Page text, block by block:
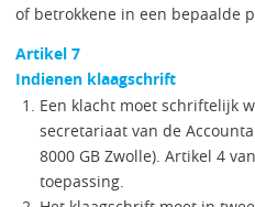
of betrokkene in een bepaalde
Artikel 7
Indienen klaagschrift
Een klacht moet schriftelijk
secretariaat van de
8000 GB Zwolle). Artikel 4
toepassing.